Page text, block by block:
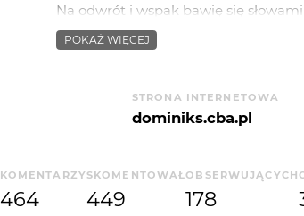
Na odwrót i wspak bawię się słowami
Na białym czarnym kreślę jakieś
Jutro będę duży, dzisiaj jestem mały
Nie walczę już z nikim, nie walczę już
Palą się na stosie moje ideały
Stawiam świat na głowie do góry
Na odwrót i wspak bawię się słowami
POKAŻ WIĘCEJ
STRONA INTERNETOWA
dominiks.cba.pl
KOMENTARZY
464
SKOMENTOWAŁ
449
OBSERWUJĄCYCH
178